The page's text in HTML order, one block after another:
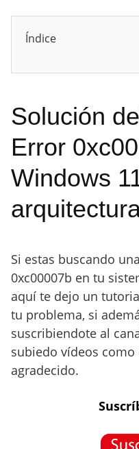
Índice
Solución
Error
Windows
Si estas buscando
0xc00007b en tu
aquí te dejo un
tu problema, si
suscribiendote al
subiedo vídeos como
agradecido.